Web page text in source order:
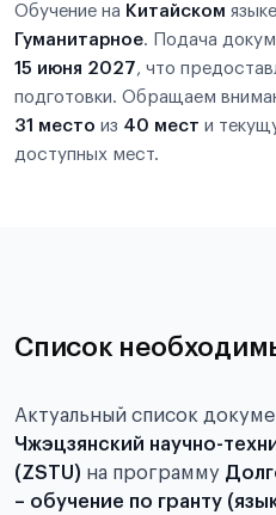
Обучение на Китайском
Гуманитарное. Подача
15 июня 2027, что
подготовки. Обращаем
31 место из 40 мест и
доступных мест.
Список
Актуальный список
Чжэцзянский научно-
(ZSTU) на программу
– обучение по гранту